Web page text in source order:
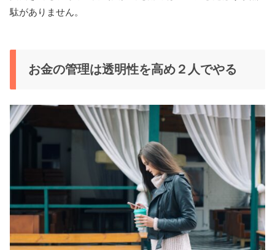
駄がありません。
お金の管理は透明性を高め２人でやる